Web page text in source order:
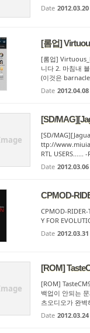
Date 2012.03.20
[롬업]
[롬업]
니다 2. 마침내
(이것은 barnacle
Date 2012.04.08
[SD/
[SD/
ttp://
RTL USERS......
Date 2012.03.06
CPMOD-
CPMOD-RIDER-
Y FOR
Date 2012.03.31
[ROM]
[ROM]
백업이 안되는
츠오디오가 완벽
Date 2012.03.24